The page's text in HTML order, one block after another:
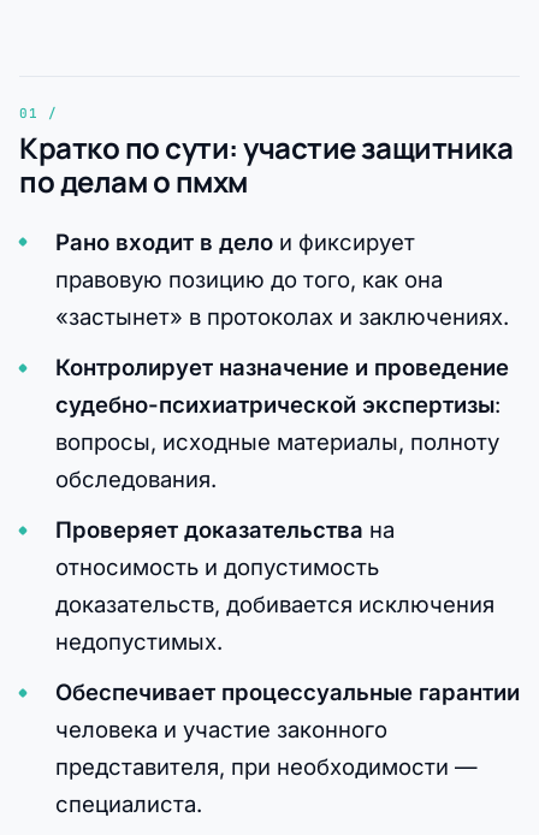
Кратко по сути: участие защитника
по делам о пмхм
Рано входит в делои фиксирует
правовую позицию до того, как она
«застынет» в протоколах и заключениях.
Контролирует назначение и проведение
судебно-психиатрической экспертизы:
вопросы, исходные материалы, полноту
обследования.
Проверяет доказательства на
относимость и допустимость
доказательств, добивается исключения
недопустимых.
Обеспечивает процессуальные гарантии
человека и участие законного
представителя, при необходимости —
специалиста.